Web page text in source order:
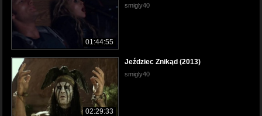
01:44:55
smigly40
02:29:33
Jeździec Znikąd (2013)
smigly40